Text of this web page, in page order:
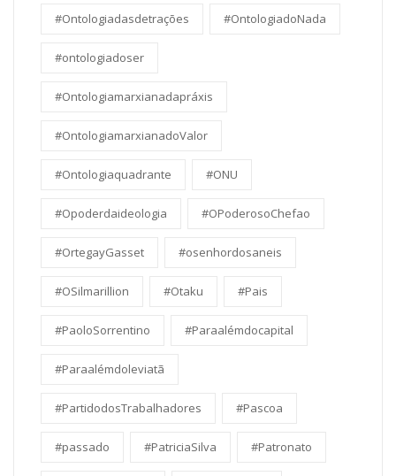
#Ontologiadasdetrações #OntologiadoNada
#ontologiadoser
#Ontologiamarxianadapráxis
#OntologiamarxianadoValor
#Ontologiaquadrante #ONU
#Opoderdaideologia #OPoderosoChefao
#OrtegayGasset #osenhordosaneis
#OSilmarillion #Otaku #Pais
#PaoloSorrentino #Paraalémdocapital
#Paraalémdoleviatã
#PartidodosTrabalhadores #Pascoa
#passado #PatriciaSilva #Patronato